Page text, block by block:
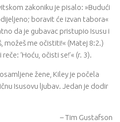
zakoniku je pisalo: »Budući
boravit će izvan tabora«
da je gubavac pristupio Isusu i
možeš me očistiti!« (Matej 8:2.)
‘Hoću, očisti se!’« (r. 3).
žene, Kiley je počela
Isusovu ljubav. Jedan je dodir
– Tim Gustafson